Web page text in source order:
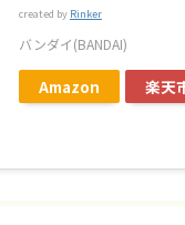
created by Rinker
バンダイ(BANDAI)
Amazon 楽天